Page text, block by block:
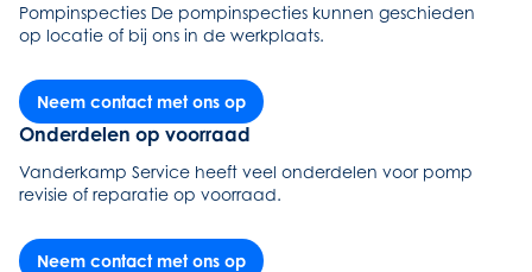
Pompinspecties De pompinspecties kunnen geschieden
op locatie of bij ons in de werkplaats.
Neem contact met ons op
Onderdelen op voorraad
Vanderkamp Service heeft veel onderdelen voor pomp
revisie of reparatie op voorraad.
Neem contact met ons op